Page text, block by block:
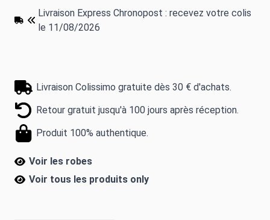
Livraison Express Chronopost : recevez votre colis
le 11/08/2026
Livraison Colissimo gratuite dès 30 € d'achats.
Retour gratuit jusqu'à 100 jours après réception.
Produit 100% authentique.
Voir les robes
Voir tous les produits only